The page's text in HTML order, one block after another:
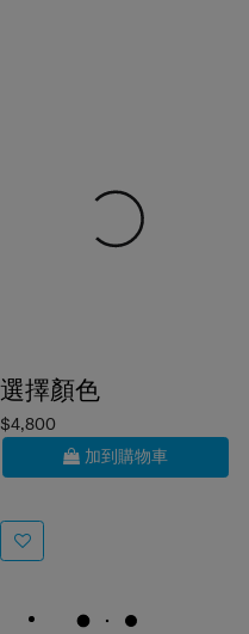
$4,800
加到購物車